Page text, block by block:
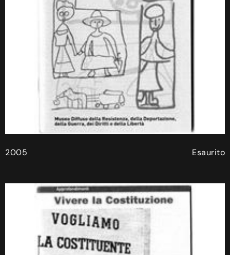
2005 Esaurito